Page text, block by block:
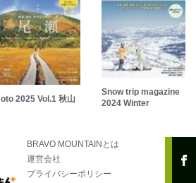
2025 Vol.1 秋山
Snow trip magazine
2024 Winter
BRAVO MOUNTAINとは
運営会社
プライバシーポリシー